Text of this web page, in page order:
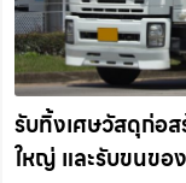
รับทิ้งเศษวัสดุก่อ
ใหญ่ และรับขนขอ